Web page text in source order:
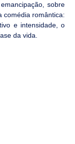
sobre
comédia romântica:
e intensidade, o
da vida.